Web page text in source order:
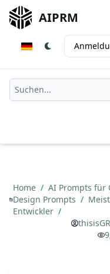
AIPRM
Home / AI Prompts für
Design Prompts /
Entwickler /